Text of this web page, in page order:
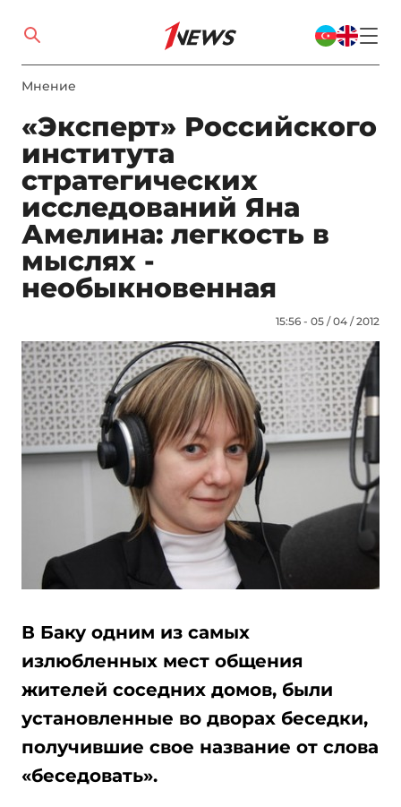
Мнение
«Эксперт» Российского
института
стратегических
исследований Яна
Амелина: легкость в
мыслях -
необыкновенная
15:56 - 05 / 04 / 2012
В Баку одним из самых
излюбленных мест общения
жителей соседних домов, были
установленные во дворах беседки,
получившие свое название от слова
«беседовать».